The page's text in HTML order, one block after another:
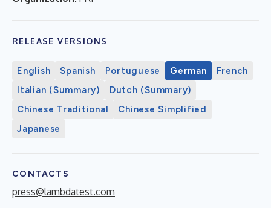
RELEASE VERSIONS
English Spanish Portuguese German
French
Italian (Summary)
Dutch (Summary)
Chinese Traditional
Chinese Simplified
Japanese
CONTACTS
press@lambdatest.com